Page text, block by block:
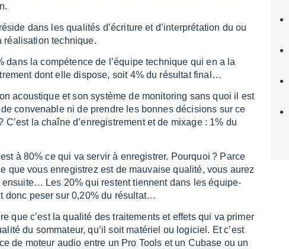
dans les quali­tés d’écri­ture et d’in­ter­pré­ta­tion du ou
réali­sa­tion tech­nique.
dans la compé­tence de l’équipe tech­nique qui en a la
dont elle dispose, soit 4% du résul­tat final…
acous­tique et son système de moni­to­ring sans quoi il est
conve­nable ni de prendre les bonnes déci­sions sur ce
la chaîne d’en­re­gis­tre­ment et de mixage : 1% du
à 80% ce qui va servir à enre­gis­trer. Pourquoi ? Parce
que vous enre­gis­trez est de mauvaise qualité, vous aurez
ensui­te… Les 20% qui restent tiennent dans les équi­pe­
donc peser sur 0,20% du résul­tat…
que c’est la qualité des trai­te­ments et effets qui va primer
du somma­teur, qu’il soit maté­riel ou logi­ciel. Et c’est
de moteur audio entre un Pro Tools et un Cubase ou un